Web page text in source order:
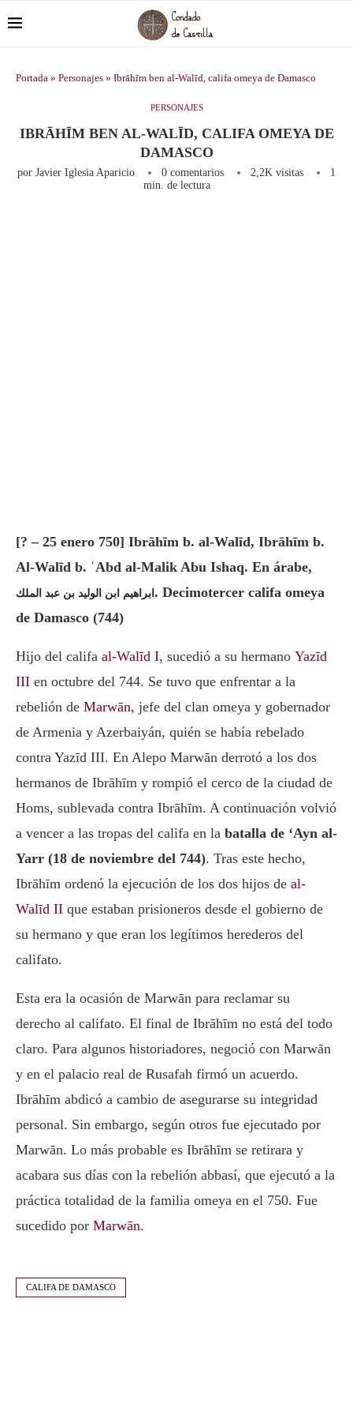
Portada » Personajes » Ibrāhīm ben al-Walīd, califa omeya de Damasco
PERSONAJES
IBRĀHĪM BEN AL-WALĪD, CALIFA OMEYA DE
DAMASCO
por Javier Iglesia Aparicio 0 comentarios 2,2K visitas
1
min. de lectura
[? – 25 enero 750] Ibrāhīm b. al-Walīd, Ibrāhīm b.
Al-Walīd b. ʿAbd al-Malik Abu Ishaq. En árabe,
ابراهيم ابن الوليد بن عبد الملك . Decimotercer califa omeya
de Damasco (744)
Hijo del califa al-Walīd I, sucedió a su hermano Yazīd
III en octubre del 744. Se tuvo que enfrentar a la
rebelión de Marwān, jefe del clan omeya y gobernador
de Armenia y Azerbaiyán, quién se había rebelado
contra Yazīd III. En Alepo Marwān derrotó a los dos
hermanos de Ibrāhīm y rompió el cerco de la ciudad de
Homs, sublevada contra Ibrāhīm. A continuación volvió
a vencer a las tropas del califa en la batalla de ‘Ayn al-
Yarr (18 de noviembre del 744). Tras este hecho,
Ibrāhīm ordenó la ejecución de los dos hijos de al-
Walīd II que estaban prisioneros desde el gobierno de
su hermano y que eran los legítimos herederos del
califato.
Esta era la ocasión de Marwān para reclamar su
derecho al califato. El final de Ibrāhīm no está del todo
claro. Para algunos historiadores, negoció con Marwān
y en el palacio real de Rusafah firmó un acuerdo.
Ibrāhīm abdicó a cambio de asegurarse su integridad
personal. Sin embargo, según otros fue ejecutado por
Marwān. Lo más probable es Ibrāhīm se retirara y
acabara sus días con la rebelión abbasí, que ejecutó a la
práctica totalidad de la familia omeya en el 750. Fue
sucedido por Marwān.
CALIFA DE DAMASCO